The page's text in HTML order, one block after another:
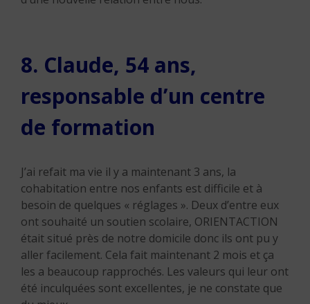
8. Claude, 54 ans,
responsable d’un centre
de formation
J’ai refait ma vie il y a maintenant 3 ans, la
cohabitation entre nos enfants est difficile et à
besoin de quelques « réglages ». Deux d’entre eux
ont souhaité un soutien scolaire, ORIENTACTION
était situé près de notre domicile donc ils ont pu y
aller facilement. Cela fait maintenant 2 mois et ça
les a beaucoup rapprochés. Les valeurs qui leur ont
été inculquées sont excellentes, je ne constate que